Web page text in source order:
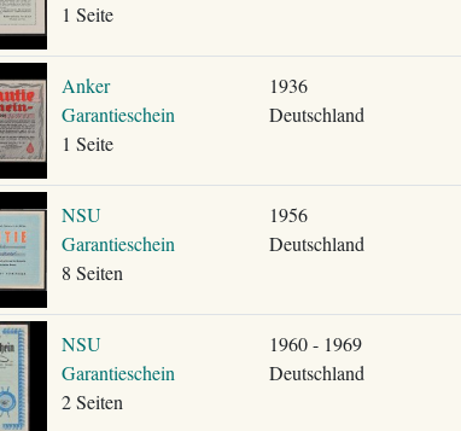
1 Seite
Anker
Garantieschein
1 Seite
1936
Deutschland
NSU
Garantieschein
8 Seiten
1956
Deutschland
NSU
Garantieschein
2 Seiten
1960 - 1969
Deutschland